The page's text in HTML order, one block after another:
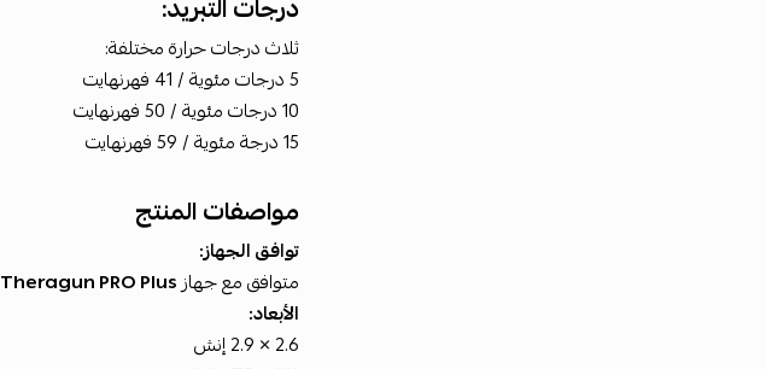
درجات التبريد:
ثلاث درجات حرارة مختلفة:
5 درجات مئوية / 41 فهرنهايت
10 درجات مئوية / 50 فهرنهايت
15 درجة مئوية / 59 فهرنهايت
مواصفات المنتج
توافق الجهاز:
متوافق مع جهازTheragun PRO Plus
الأبعاد:
2.6 × 2.9 إنش